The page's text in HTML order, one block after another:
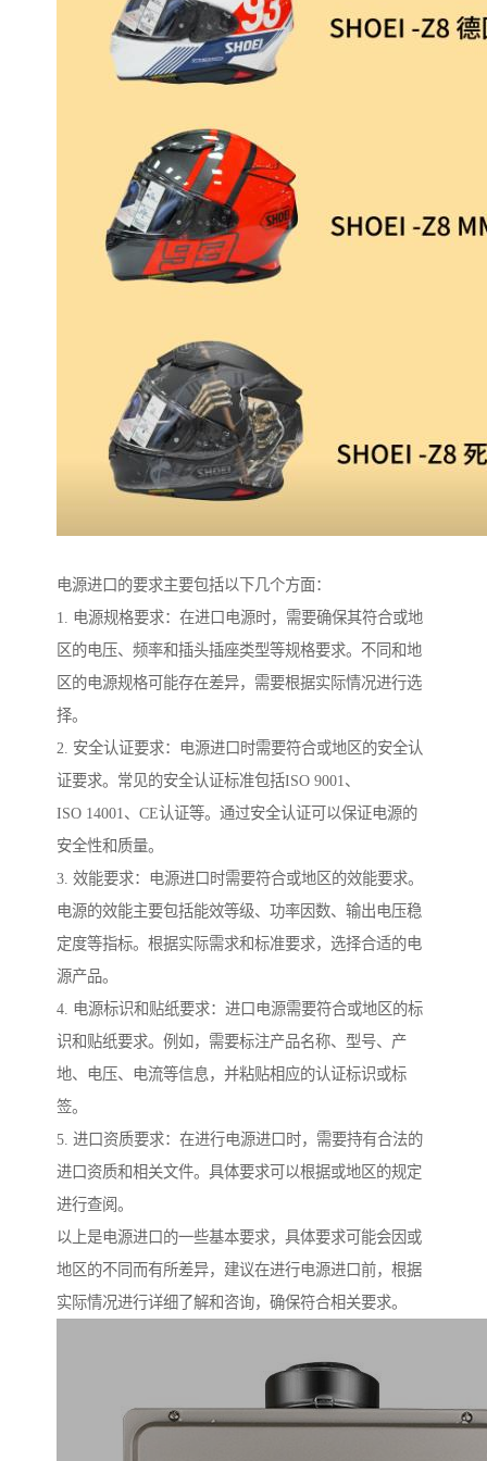
电源进口的要求主要包括以下几个方面：
1. 电源规格要求：在进口电源时，需要确保其符合或地
区的电压、频率和插头插座类型等规格要求。不同和地
区的电源规格可能存在差异，需要根据实际情况进行选
择。
2. 安全认证要求：电源进口时需要符合或地区的安全认
证要求。常见的安全认证标准包括ISO 9001、
ISO 14001、CE认证等。通过安全认证可以保证电源的
安全性和质量。
3. 效能要求：电源进口时需要符合或地区的效能要求。
电源的效能主要包括能效等级、功率因数、输出电压稳
定度等指标。根据实际需求和标准要求，选择合适的电
源产品。
4. 电源标识和贴纸要求：进口电源需要符合或地区的标
识和贴纸要求。例如，需要标注产品名称、型号、产
地、电压、电流等信息，并粘贴相应的认证标识或标
签。
5. 进口资质要求：在进行电源进口时，需要持有合法的
进口资质和相关文件。具体要求可以根据或地区的规定
进行查阅。
以上是电源进口的一些基本要求，具体要求可能会因或
地区的不同而有所差异，建议在进行电源进口前，根据
实际情况进行详细了解和咨询，确保符合相关要求。